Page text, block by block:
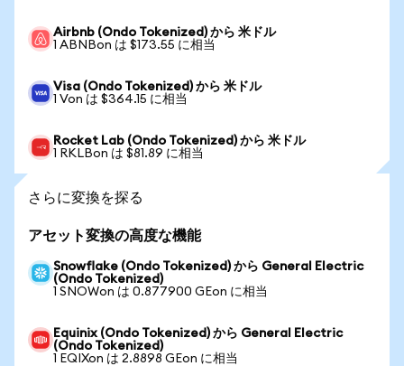
Airbnb (Ondo Tokenized) から 米ドル
1 ABNBon は $173.55 に相当
Visa (Ondo Tokenized) から 米ドル
1 Von は $364.15 に相当
Rocket Lab (Ondo Tokenized) から 米ドル
1 RKLBon は $81.89 に相当
さらに変換を探る
アセット変換の高度な機能
Snowflake (Ondo Tokenized) から General Electric
(Ondo Tokenized)
1 SNOWon は 0.877900 GEon に相当
Equinix (Ondo Tokenized) から General Electric
(Ondo Tokenized)
1 EQIXon は 2.8898 GEon に相当